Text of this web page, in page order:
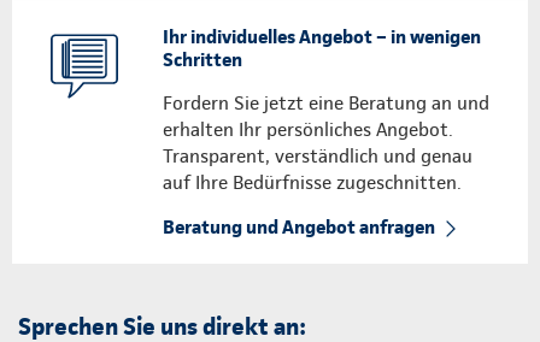
Ihr individuelles Angebot – in wenigen
Schritten
Fordern Sie jetzt eine Beratung an und
erhalten Ihr persönliches Angebot.
Transparent, verständlich und genau
auf Ihre Bedürfnisse zugeschnitten.
Beratung und Angebot anfragen
Sprechen Sie uns direkt an: